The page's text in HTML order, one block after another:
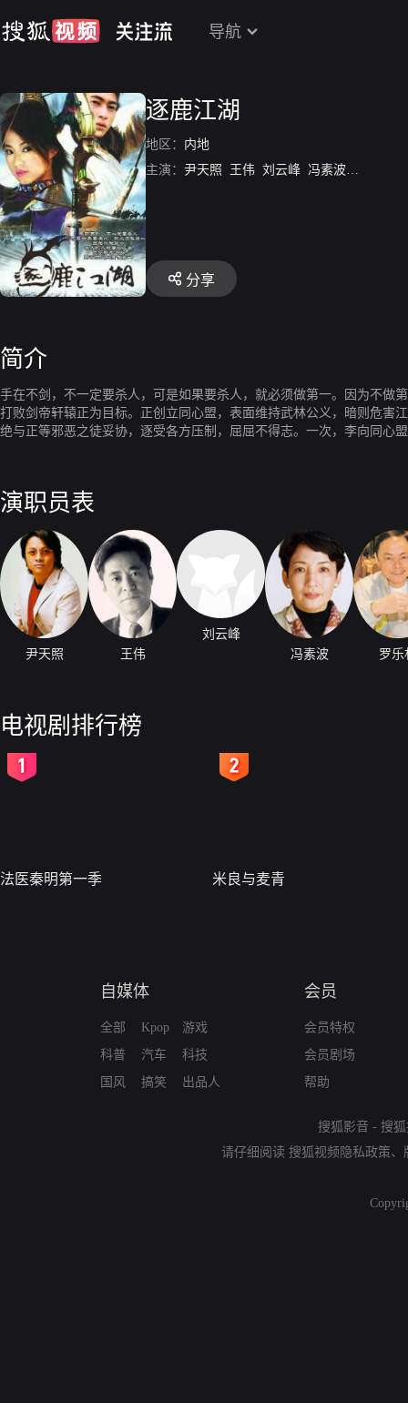
导航
逐鹿江湖
地区： 内地
主演： 尹天照 王伟 刘云峰 冯素波 罗乐林
分享
简介
手在不剑，不一定要杀人，可是如果要杀人，就必须做第一。因为不做
打败剑帝轩辕正为目标。正创立同心盟，表面维持武林公义，暗则危害
绝与正等邪恶之徒妥协，逐受各方压制，屈屈不得志。一次，李向同心
战，初不敌，后得冷牺牲自己，使正受伤，再加上李坚毅意志力，终杀
演职员表
尹天照 王伟
刘云峰
冯素波
罗乐
电视剧排行榜
法医秦明第一季 米良与麦青
自媒体
全部
科普
国风
Kpop
汽车
搞笑
游戏
科技
出品人
会员
会员特权
会员剧场
帮助
搜狐影音 - 搜
请仔细阅读 搜狐视频隐私政策、